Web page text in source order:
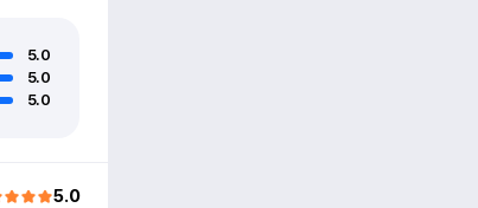
5.0
5.0
5.0
5.0